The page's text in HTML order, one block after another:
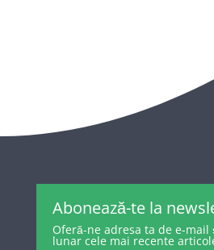
Abonează-te la
Oferă-ne adresa ta de e-mail
lunar cele mai recente